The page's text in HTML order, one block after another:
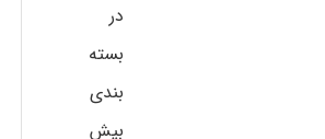
در
بسته
بندي
بيش